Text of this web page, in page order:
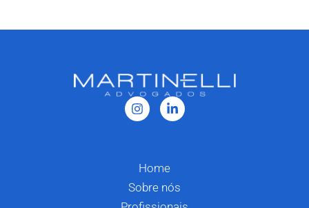
Home
Sobre nós